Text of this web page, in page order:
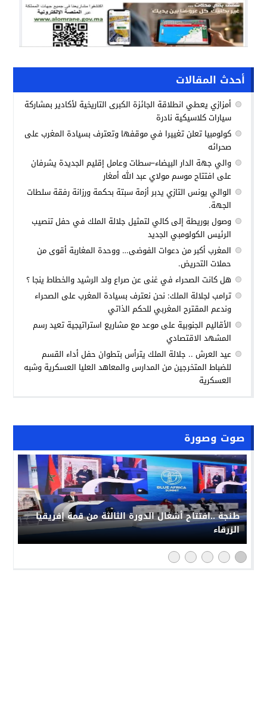
صوت وصورة
طنجة ..افتتاح أشغال الدورة الثالثة من قمة إفريقيا
الزرقاء
أحدث المقالات
أمزازي يعطي انطلاقة الجائزة الكبرى التاريخية لأكادير بمشاركة
سيارات كلاسيكية نادرة
كولومبيا تعلن تغييرا في موقفها وتعترف بسيادة المغرب على
صحرائه
والي جهة الدار البيضاء–سطات وعامل إقليم الجديدة يشرفان
على افتتاح موسم مولاي عبد الله أمغار
الوالي يونس التازي يدبر أزمة سبتة بحكمة ورزانة رفقة سلطات
الجهة.
وصول بوريطة إلى كالي لتمثيل جلالة الملك في حفل تنصيب
الرئيس الكولومبي الجديد
المغرب أكبر من دعوات الفوضى… ووحدة المغاربة أقوى من
حملات التحريض.
هل كانت الصحراء في غنى عن صراع ولد الرشيد والخطاط ينجا ؟
ترامب لجلالة الملك: نحن نعترف بسيادة المغرب على الصحراء
وندعم المقترح المغربي للحكم الذاتي
الأقاليم الجنوبية على موعد مع مشاريع استراتيجية تعيد رسم
المشهد الاقتصادي
عيد العرش .. جلالة الملك يترأس بتطوان حفل أداء القسم
للضباط المتخرجين من المدارس والمعاهد العليا العسكرية وشبه
العسكرية